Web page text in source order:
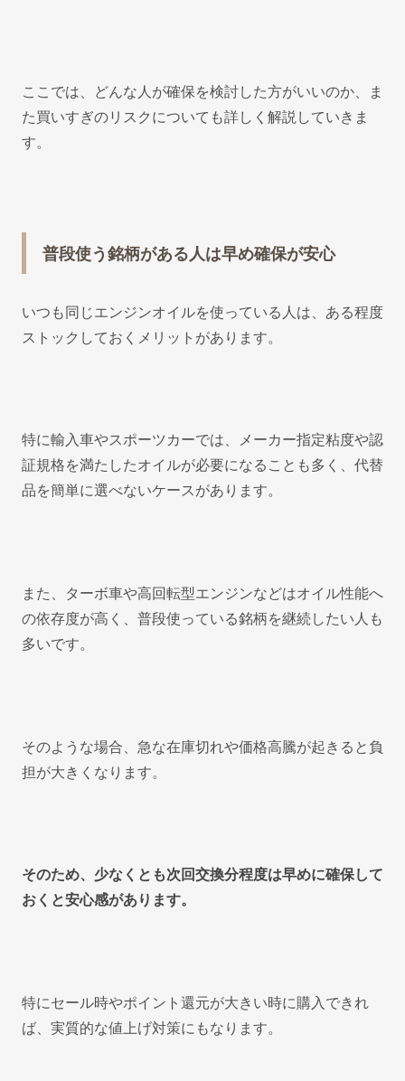
ここでは、どんな人が確保を検討した方がいいのか、ま
た買いすぎのリスクについても詳しく解説していきま
す。
普段使う銘柄がある人は早め確保が安心
いつも同じエンジンオイルを使っている人は、ある程度
ストックしておくメリットがあります。
特に輸入車やスポーツカーでは、メーカー指定粘度や認
証規格を満たしたオイルが必要になることも多く、代替
品を簡単に選べないケースがあります。
また、ターボ車や高回転型エンジンなどはオイル性能へ
の依存度が高く、普段使っている銘柄を継続したい人も
多いです。
そのような場合、急な在庫切れや価格高騰が起きると負
担が大きくなります。
そのため、少なくとも次回交換分程度は早めに確保して
おくと安心感があります。
特にセール時やポイント還元が大きい時に購入できれ
ば、実質的な値上げ対策にもなります。